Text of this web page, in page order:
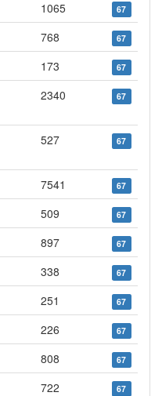
1065 67
768 67
173 67
2340 67
527 67
7541 67
509 67
897 67
338 67
251 67
226 67
808 67
722 67